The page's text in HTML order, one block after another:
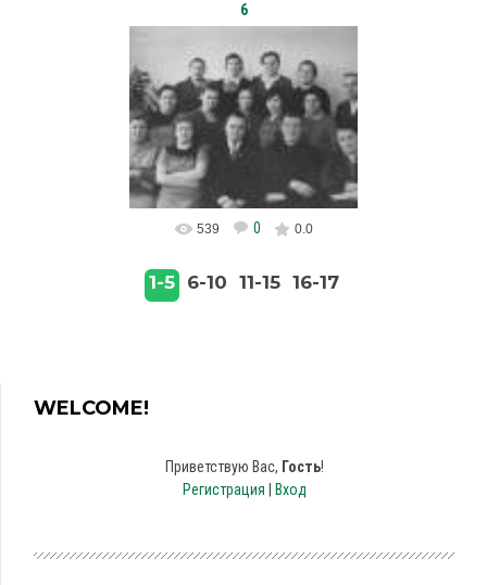
6
04.02.2013
crb
539 0 0.0
1-5 6-10 11-15 16-17
WELCOME!
Приветствую Вас, Гость!
Регистрация
Вход